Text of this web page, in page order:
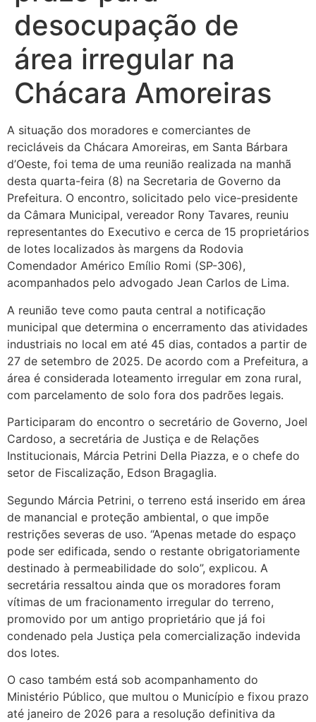
desocupação de
área irregular na
Chácara Amoreiras
A situação dos moradores e comerciantes de
recicláveis da Chácara Amoreiras, em Santa Bárbara
d’Oeste, foi tema de uma reunião realizada na manhã
desta quarta-feira (8) na Secretaria de Governo da
Prefeitura. O encontro, solicitado pelo vice-presidente
da Câmara Municipal, vereador Rony Tavares, reuniu
representantes do Executivo e cerca de 15 proprietários
de lotes localizados às margens da Rodovia
Comendador Américo Emílio Romi (SP-306),
acompanhados pelo advogado Jean Carlos de Lima.
A reunião teve como pauta central a notificação
municipal que determina o encerramento das atividades
industriais no local em até 45 dias, contados a partir de
27 de setembro de 2025. De acordo com a Prefeitura, a
área é considerada loteamento irregular em zona rural,
com parcelamento de solo fora dos padrões legais.
Participaram do encontro o secretário de Governo, Joel
Cardoso, a secretária de Justiça e de Relações
Institucionais, Márcia Petrini Della Piazza, e o chefe do
setor de Fiscalização, Edson Bragaglia.
Segundo Márcia Petrini, o terreno está inserido em área
de manancial e proteção ambiental, o que impõe
restrições severas de uso. “Apenas metade do espaço
pode ser edificada, sendo o restante obrigatoriamente
destinado à permeabilidade do solo”, explicou. A
secretária ressaltou ainda que os moradores foram
vítimas de um fracionamento irregular do terreno,
promovido por um antigo proprietário que já foi
condenado pela Justiça pela comercialização indevida
dos lotes.
O caso também está sob acompanhamento do
Ministério Público, que multou o Município e fixou prazo
até janeiro de 2026 para a resolução definitiva da